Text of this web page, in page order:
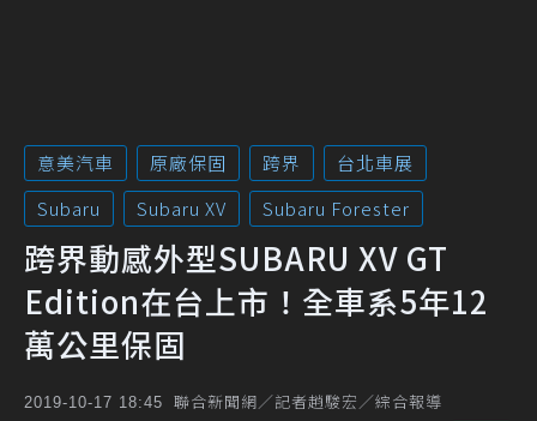
意美汽車 原廠保固 跨界
台北車展
Subaru
Subaru XV Subaru Forester
跨界動感外型SUBARU XV GT
Edition在台上市！全車系5年12
萬公里保固
2019-10-17 18:45 聯合新聞網／記者趙駿宏／綜合報導